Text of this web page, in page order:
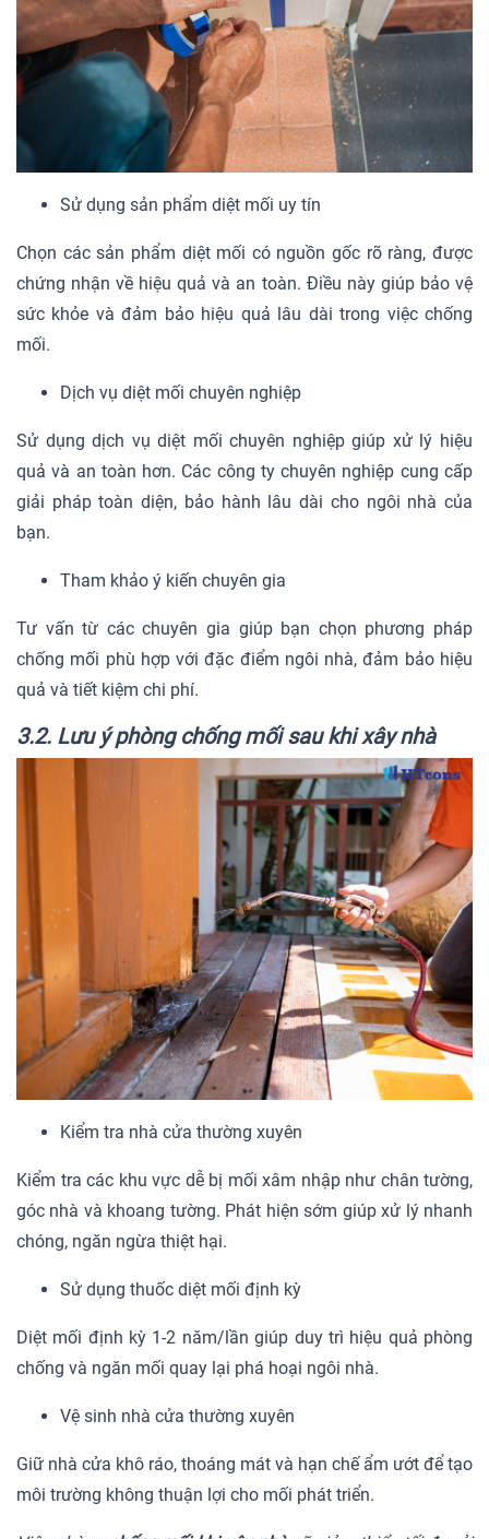
Sử dụng sản phẩm diệt mối uy tín
Chọn các sản phẩm diệt mối có nguồn gốc rõ ràng, được
chứng nhận về hiệu quả và an toàn. Điều này giúp bảo vệ
sức khỏe và đảm bảo hiệu quả lâu dài trong việc chống
mối.
Dịch vụ diệt mối chuyên nghiệp
Sử dụng dịch vụ diệt mối chuyên nghiệp giúp xử lý hiệu
quả và an toàn hơn. Các công ty chuyên nghiệp cung cấp
giải pháp toàn diện, bảo hành lâu dài cho ngôi nhà của
bạn.
Tham khảo ý kiến chuyên gia
Tư vấn từ các chuyên gia giúp bạn chọn phương pháp
chống mối phù hợp với đặc điểm ngôi nhà, đảm bảo hiệu
quả và tiết kiệm chi phí.
3.2. Lưu ý phòng chống mối sau khi xây nhà
Kiểm tra nhà cửa thường xuyên
Kiểm tra các khu vực dễ bị mối xâm nhập như chân tường,
góc nhà và khoang tường. Phát hiện sớm giúp xử lý nhanh
chóng, ngăn ngừa thiệt hại.
Sử dụng thuốc diệt mối định kỳ
Diệt mối định kỳ 1-2 năm/lần giúp duy trì hiệu quả phòng
chống và ngăn mối quay lại phá hoại ngôi nhà.
Vệ sinh nhà cửa thường xuyên
Giữ nhà cửa khô ráo, thoáng mát và hạn chế ẩm ướt để tạo
môi trường không thuận lợi cho mối phát triển.